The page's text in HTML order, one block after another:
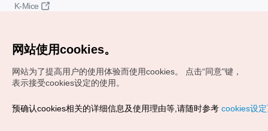
K-Mice
Copyrights (c) 韩国旅游发展局版权所有
网站使用cookies。
网站为了提高用户的使用体验而使用cookies。
点击“同意"键，
表示接受cookies设定的使用。
预确认cookies相关的详细信息及使用理由等,请随时参考 cookies设